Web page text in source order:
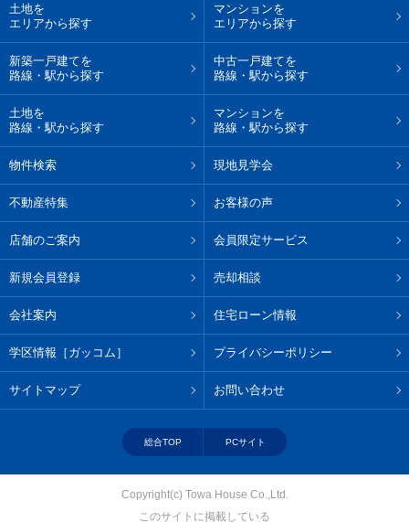
土地を
エリアから探す
マンションを
エリアから探す
新築一戸建てを
路線・駅から探す
中古一戸建てを
路線・駅から探す
土地を
路線・駅から探す
マンションを
路線・駅から探す
物件検索 現地見学会
不動産特集 お客様の声
店舗のご案内 会員限定サービス
新規会員登録 売却相談
会社案内 住宅ローン情報
学区情報［ガッコム］ プライバシーポリシー
サイトマップ お問い合わせ
総合TOP PCサイト
Copyright(c) Towa House Co.,Ltd.
このサイトに掲載している